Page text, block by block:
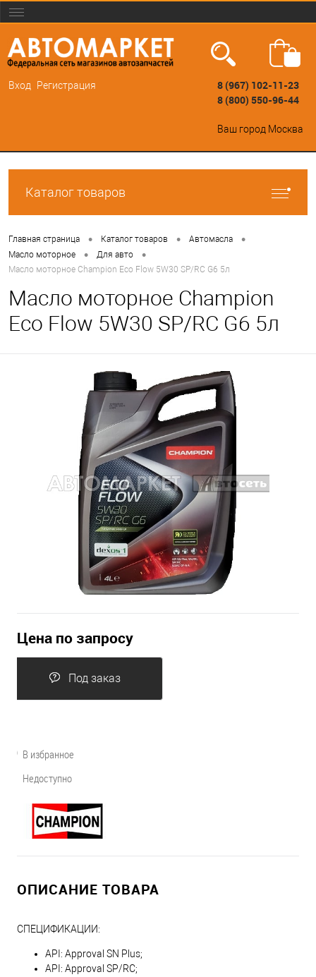
Вход Регистрация
8 (967) 102-11-23
8 (800) 550-96-44
Ваш город Москва
Каталог товаров
Главная страница • Каталог товаров • Автомасла •
Масло моторное • Для авто •
Масло моторное Champion Eco Flow 5W30 SP/RC G6 5л
Масло моторное Champion
Eco Flow 5W30 SP/RC G6 5л
Цена по запросу
Под заказ
В избранное
Недоступно
ОПИСАНИЕ ТОВАРА
СПЕЦИФИКАЦИИ:
API: Approval SN Plus;
API: Approval SP/RC;